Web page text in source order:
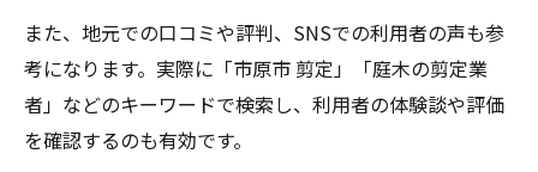
快適な庭を保つための便利屋選びと時期の
工夫
また、地元での口コミや評判、SNSでの利用者の声も参
考になります。実際に「市原市 剪定」「庭木の剪定業
者」などのキーワードで検索し、利用者の体験談や評価
を確認するのも有効です。